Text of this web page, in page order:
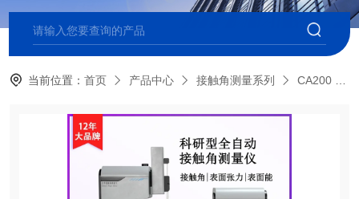
当前位置：首页 产品中心 接触角测量系列 CA200 自动型接触角测量仪